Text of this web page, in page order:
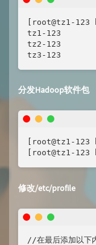
[root@tz1-123
tz1-123
tz2-123
tz3-123
分发Hadoop软件包
[root@tz1-
[root@tz1-
修改/etc/profile
//在最后添加以下